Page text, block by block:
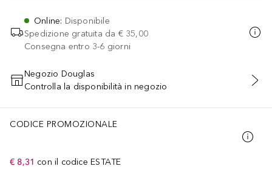
Online: Disponibile
Spedizione gratuita da € 35,00
Consegna entro 3-6 giorni
AGGIUNGI AL CARRELLO
Negozio Douglas
Controlla la disponibilità in negozio
CODICE PROMOZIONALE
€ 8,31 con il codice ESTATE